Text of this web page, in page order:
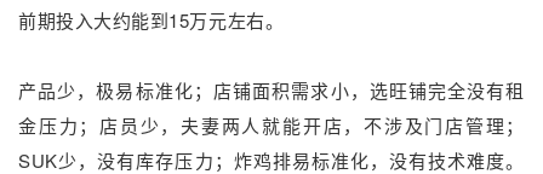
前期投入大约能到15万元左右。
产品少，极易标准化；店铺面积需求小，选旺铺完全没有租
金压力；店员少，夫妻两人就能开店，不涉及门店管理；
SUK少，没有库存压力；炸鸡排易标准化，没有技术难度。